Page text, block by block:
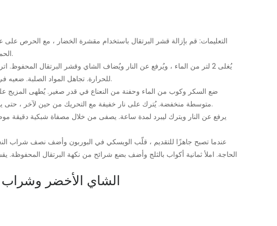
التعليمات: قم بإزالة قشر البرتقال باستخدام مقشرة الخضار ، مع الحرص
الحماس جانبًا ، وضعي المتبقي في كيس بسحاب.
للحرارة. تجاهل المواد الصلبة. ضعيه في الثلاجة لمدة 3 ساعات على الأقل حتى يبرد.
ضع السكر وكوب من الماء وحفنة من النعناع في قدر صغير. يُطهى المزيج
متوسطة منخفضة. يُترك على نار خفيفة مع التحريك من حين لآخر ، حتى يذوب السكر ويثخن الشراب ، حوالي 5 دقائق.
يرفع عن النار ويترك ليبرد لمدة ساعة. يصفى من خلال مصفاة شبكية دقيقة
عندما تصبح جاهزًا للتقديم ، قلّب الويسكي في البوربون وأضف نصف شراب
الحاجة. املأ ثمانية أكواب بالثلج وأضف بضع شرائح من نكهة البرتقال المحفوظة.
3. الشاي الأخضر